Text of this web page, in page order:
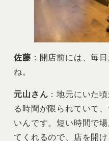
佐藤 ：開店前には、毎
ね。
元山さん ：地元にいた
る時間が限られていて
いんです。短い時間で
てくれるので、店を開